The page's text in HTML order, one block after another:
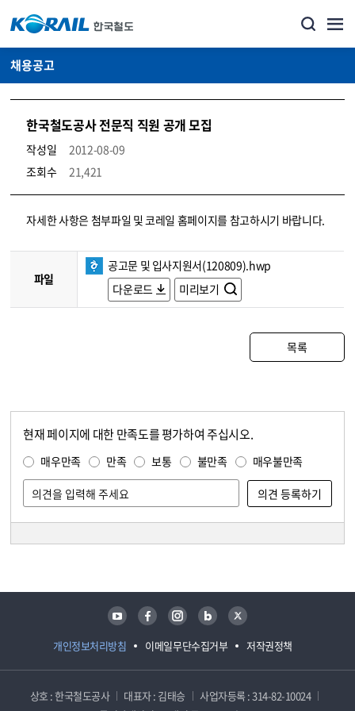
채용공고
한국철도공사 전문직 직원 공개 모집
작성일
2012-08-09
조회수
21,421
코레일소개_경영공시_채용공고 상세보기 – 내용, 파일, 담당자 연락처로 구성
자세한 사항은 첨부파일 및 코레일 홈페이지를 참고하시기 바랍니다.
파일
공고문 및 입사지원서(120809).hwp
다운로드
미리보기
목록
현재 페이지에 대한 만족도를 평가하여 주십시오.
매우만족 만족 보통 불만족 매우불만족
개인정보처리방침 이메일무단수집거부 저작권정책
유튜브 페이스북 인스타그램 블로그 트위터
상호 : 한국철도공사 대표자 : 김태승
사업자등록 : 314-82-10024